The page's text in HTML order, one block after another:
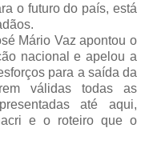
o futuro do país, está
Mário Vaz apontou o
nacional e apelou a
para a saída da
válidas todas as
até aqui,
e o roteiro que o